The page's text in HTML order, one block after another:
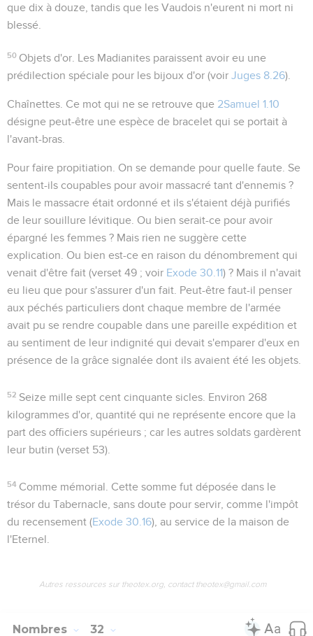
que dix à douze, tandis que les Vaudois n'eurent ni mort ni
blessé.
50 Objets d'or . Les Madianites paraissent avoir eu une
prédilection spéciale pour les bijoux d'or (voir Juges 8.26).
Chaînettes . Ce mot qui ne se retrouve que 2Samuel 1.10
désigne peut-être une espèce de bracelet qui se portait à
l'avant-bras.
Pour faire propitiation . On se demande pour quelle faute. Se
sentent-ils coupables pour avoir massacré tant d'ennemis ?
Mais le massacre était ordonné et ils s'étaient déjà purifiés
de leur souillure lévitique. Ou bien serait-ce pour avoir
épargné les femmes ? Mais rien ne suggère cette
explication. Ou bien est-ce en raison du dénombrement qui
venait d'être fait (verset 49 ; voir Exode 30.11) ? Mais il n'avait
eu lieu que pour s'assurer d'un fait. Peut-être faut-il penser
aux péchés particuliers dont chaque membre de l'armée
avait pu se rendre coupable dans une pareille expédition et
au sentiment de leur indignité qui devait s'emparer d'eux en
présence de la grâce signalée dont ils avaient été les objets.
52 Seize mille sept cent cinquante sicles . Environ 268
kilogrammes d'or, quantité qui ne représente encore que la
part des officiers supérieurs ; car les autres soldats gardèrent
leur butin (verset 53).
54 Comme mémorial . Cette somme fut déposée dans le
trésor du Tabernacle, sans doute pour servir, comme l'impôt
du recensement (Exode 30.16), au service de la maison de
l'Eternel.
Autres ressources sur theotex.org, contact theotex@gmail.com
Nombres 32